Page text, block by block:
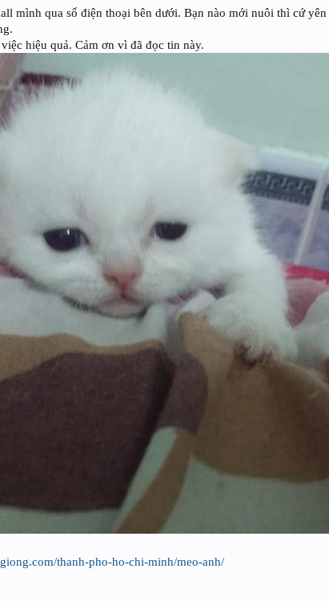
mình qua số điện thoại bên dưới. Bạn nào mới nuôi thì cứ
hiệu quả. Cảm ơn vì đã đọc tin này.
thanh-pho-ho-chi-minh/meo-anh/